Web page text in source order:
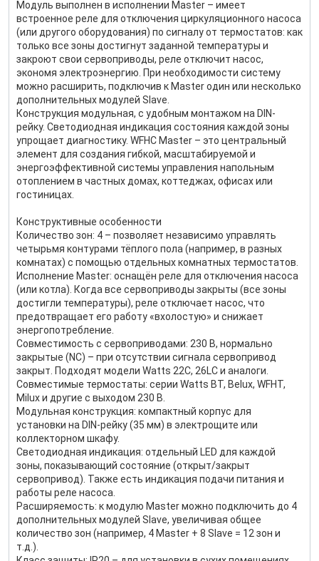
Модуль выполнен в исполнении Master – имеет
встроенное реле для отключения циркуляционного насоса
(или другого оборудования) по сигналу от термостатов: как
только все зоны достигнут заданной температуры и
закроют свои сервоприводы, реле отключит насос,
экономя электроэнергию. При необходимости систему
можно расширить, подключив к Master один или несколько
дополнительных модулей Slave.
Конструкция модульная, с удобным монтажом на DIN-
рейку. Светодиодная индикация состояния каждой зоны
упрощает диагностику. WFHC Master – это центральный
элемент для создания гибкой, масштабируемой и
энергоэффективной системы управления напольным
отоплением в частных домах, коттеджах, офисах или
гостиницах.
Конструктивные особенности
Количество зон: 4 – позволяет независимо управлять
четырьмя контурами тёплого пола (например, в разных
комнатах) с помощью отдельных комнатных термостатов.
Исполнение Master: оснащён реле для отключения насоса
(или котла). Когда все сервоприводы закрыты (все зоны
достигли температуры), реле отключает насос, что
предотвращает его работу «вхолостую» и снижает
энергопотребление.
Совместимость с сервоприводами: 230 В, нормально
закрытые (NC) – при отсутствии сигнала сервопривод
закрыт. Подходят модели Watts 22C, 26LC и аналоги.
Совместимые термостаты: серии Watts BT, Belux, WFHT,
Milux и другие с выходом 230 В.
Модульная конструкция: компактный корпус для
установки на DIN-рейку (35 мм) в электрощите или
коллекторном шкафу.
Светодиодная индикация: отдельный LED для каждой
зоны, показывающий состояние (открыт/закрыт
сервопривод). Также есть индикация подачи питания и
работы реле насоса.
Расширяемость: к модулю Master можно подключить до 4
дополнительных модулей Slave, увеличивая общее
количество зон (например, 4 Master + 8 Slave = 12 зон и
т.д.).